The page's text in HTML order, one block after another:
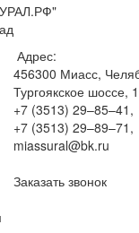
Адрес:
456300 Миасс,
Тургоякское шоссе,
+7 (3513) 29–85–41 ,
+7 (3513) 29–89–71 ,
miassural@bk.ru
Заказать звонок